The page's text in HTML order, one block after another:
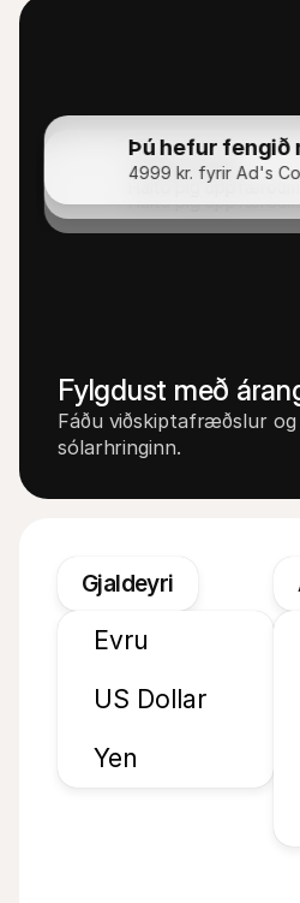
Tilkynning
Haltu þig uppfærðum
Tilkynning
Haltu þig uppfærðum
Þú hefur fengið
4999 kr. fyrir Ad's
Fylgdust með
Fáðu viðskiptafræðslur
sólarhringinn.
Gjaldeyri
Evru
US Dollar
Yen